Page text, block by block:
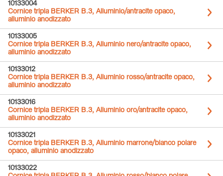
10133004
Cornice tripla BERKER B.3, Alluminio/antracite opaco,
alluminio anodizzato
10133005
Cornice tripla BERKER B.3, Alluminio nero/antracite opaco,
alluminio anodizzato
10133012
Cornice tripla BERKER B.3, Alluminio rosso/antracite opaco,
alluminio anodizzato
10133016
Cornice tripla BERKER B.3, Alluminio oro/antracite opaco,
alluminio anodizzato
10133021
Cornice tripla BERKER B.3, Alluminio marrone/bianco polare
opaco, alluminio anodizzato
10133022